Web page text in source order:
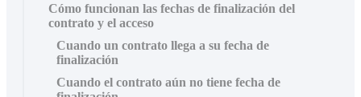
Cómo funcionan las fechas de finalización del
contrato y el acceso
Cuando un contrato llega a su fecha de
finalización
Cuando el contrato aún no tiene fecha de